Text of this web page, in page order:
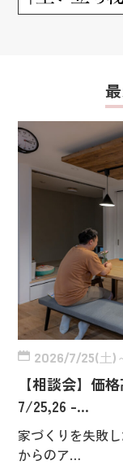
2026/7/25(土)
【相談会】価
7/25,26 -…
家づくりを失敗
からのア…